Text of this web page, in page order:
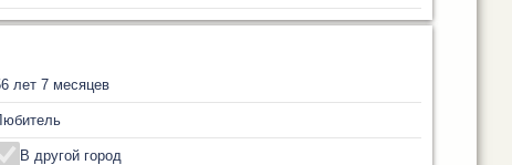
лет 7 месяцев
В другой город